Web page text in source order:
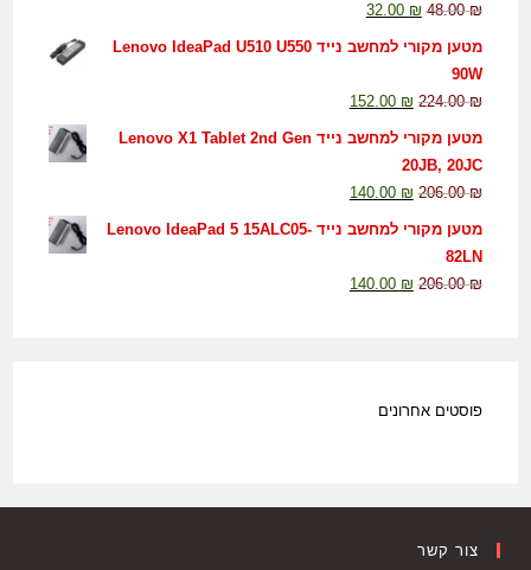
48.00₪
32.00 ₪
מטען מקורי למחשב נייד Lenovo IdeaPad U510 U550
90W
224.00₪
152.00 ₪
מטען מקורי למחשב נייד Lenovo X1 Tablet 2nd Gen
20JB, 20JC
206.00₪
140.00 ₪
מטען מקורי למחשב נייד Lenovo IdeaPad 5 15ALC05-
82LN
206.00₪
140.00 ₪
פוסטים אחרונים
צור קשר